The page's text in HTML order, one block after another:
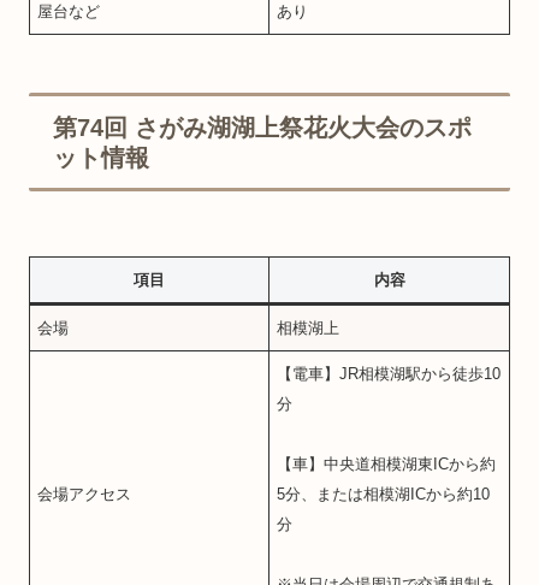
屋台など あり
第74回 さがみ湖湖上祭花火大会のスポ
ット情報
項目 内容
会場 相模湖上
会場アクセス
【電車】JR相模湖駅から徒歩10
分
【車】中央道相模湖東ICから約
5分、または相模湖ICから約10
分